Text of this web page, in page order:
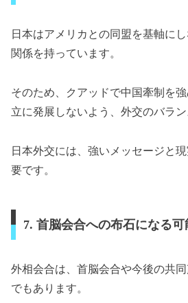
日本はアメリカとの同盟を基軸に
関係を持っています。
そのため、クアッドで中国牽制を
立に発展しないよう、外交のバラン
日本外交には、強いメッセージと
要です。
7. 首脳会合への布石になる可
外相会合は、首脳会合や今後の共
でもあります。